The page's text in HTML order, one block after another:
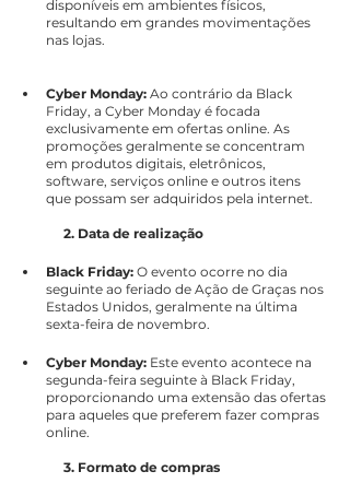
disponíveis em ambientes físicos,
resultando em grandes movimentações
nas lojas.
Cyber Monday: Ao contrário da Black
Friday, a Cyber Monday é focada
exclusivamente em ofertas online. As
promoções geralmente se concentram
em produtos digitais, eletrônicos,
software, serviços online e outros itens
que possam ser adquiridos pela internet.
2. Data de realização
Black Friday: O evento ocorre no dia
seguinte ao feriado de Ação de Graças nos
Estados Unidos, geralmente na última
sexta-feira de novembro.
Cyber Monday: Este evento acontece na
segunda-feira seguinte à Black Friday,
proporcionando uma extensão das ofertas
para aqueles que preferem fazer compras
online.
3. Formato de compras